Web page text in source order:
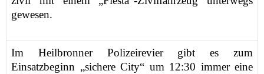
gewesen.
Im Heilbronner Polizeirevier gibt eszum
Einsatzbeginn „sichere City“ um 12:30 immer eine